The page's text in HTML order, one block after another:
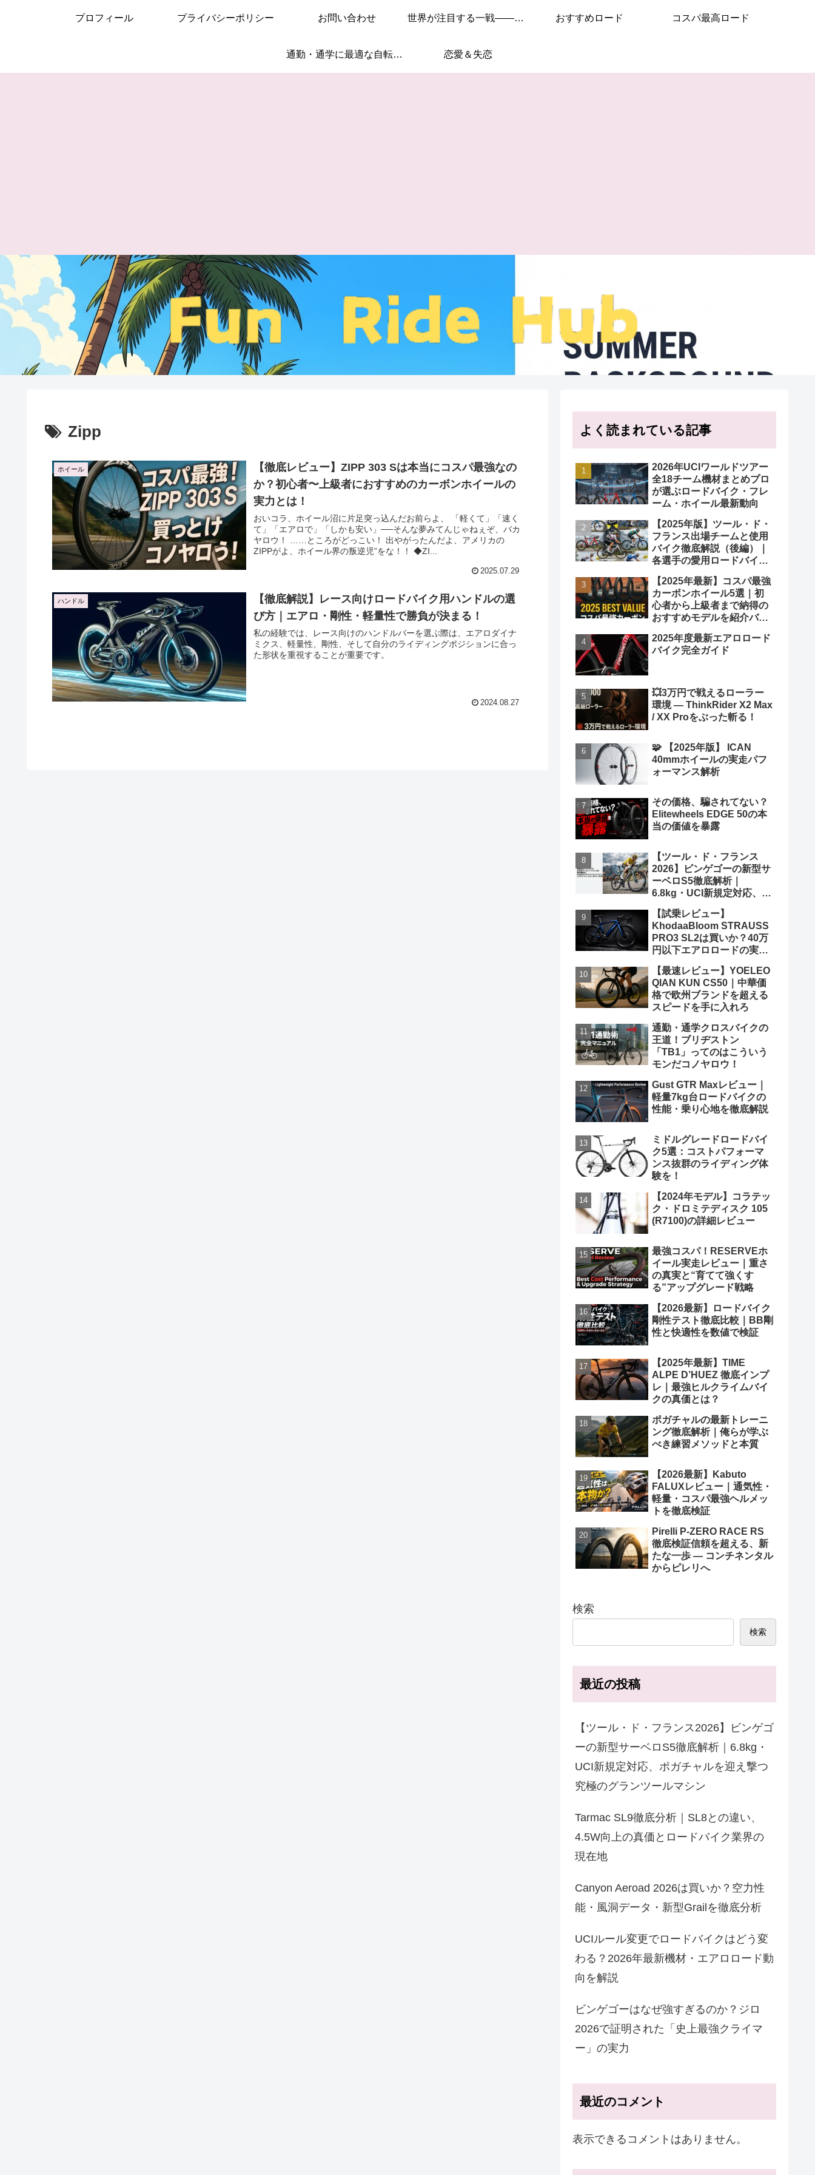
プロフィール プライバシーポリシー お問い合わせ 世界が注目する一戦——このレースを見逃すな！ おすすめロード コスパ最高ロード
通勤・通学に最適な自転車はこれ！ 恋愛＆失恋
Zipp
ホイール
【徹底レビュー】ZIPP 303 Sは本当にコスパ最強なの
か？初心者〜上級者におすすめのカーボンホイールの
実力とは！
おいコラ、ホイール沼に片足突っ込んだお前らよ、 「軽くて」「速く
て」「エアロで」「しかも安い」──そんな夢みてんじゃねぇぞ、バカ
ヤロウ！ ……ところがどっこい！ 出やがったんだよ、アメリカの
ZIPPがよ、ホイール界の叛逆児”をな！！ ◆ZI...
2025.07.29
ハンドル
【徹底解説】レース向けロードバイク用ハンドルの選
び方｜エアロ・剛性・軽量性で勝負が決まる！
私の経験では、レース向けのハンドルバーを選ぶ際は、エアロダイナ
ミクス、軽量性、剛性、そして自分のライディングポジションに合っ
た形状を重視することが重要です。
2024.08.27
よく読まれている記事
2026年UCIワールドツアー
全18チーム機材まとめプロ
が選ぶロードバイク・フレ
ーム・ホイール最新動向
【2025年版】ツール・ド・
フランス出場チームと使用
バイク徹底解説（後編）｜
各選手の愛用ロードバイク
【2025年最新】コスパ最強
カーボンホイール5選｜初
心者から上級者まで納得の
おすすめモデルを紹介バカ
2025年度最新エアロロード
バイク完全ガイド
💥3万円で戦えるローラー
環境 ― ThinkRider X2 Max
/ XX Proをぶった斬る！
🧩 【2025年版】 ICAN
40mmホイールの実走パフ
ォーマンス解析
その価格、騙されてない？
Elitewheels EDGE 50の本
当の価値を暴露
【ツール・ド・フランス
2026】ビンゲゴーの新型サ
ーベロS5徹底解析｜
6.8kg・UCI新規定対応、ポ
グランツールマシン
【試乗レビュー】
KhodaaBloom STRAUSS
PRO3 SL2は買いか？40万
円以下エアロロードの実力
斬る
【最速レビュー】YOELEO
QIAN KUN CS50｜中華価
格で欧州ブランドを超える
スピードを手に入れろ
通勤・通学クロスバイクの
王道！ブリヂストン
「TB1」ってのはこういう
モンだコノヤロウ！
Gust GTR Maxレビュー｜
軽量7kg台ロードバイクの
性能・乗り心地を徹底解説
ミドルグレードロードバイ
ク5選：コストパフォーマ
ンス抜群のライディング体
験を！
【2024年モデル】コラテッ
ク・ドロミテディスク 105
(R7100)の詳細レビュー
最強コスパ！RESERVEホ
イール実走レビュー｜重さ
の真実と“育てて強くす
る”アップグレード戦略
【2026最新】ロードバイク
剛性テスト徹底比較｜BB剛
性と快適性を数値で検証
【2025年最新】TIME
ALPE D’HUEZ 徹底インプ
レ｜最強ヒルクライムバイ
クの真価とは？
ポガチャルの最新トレーニ
ング徹底解析｜俺らが学ぶ
べき練習メソッドと本質
【2026最新】Kabuto
FALUXレビュー｜通気性・
軽量・コスパ最強ヘルメッ
トを徹底検証
Pirelli P-ZERO RACE RS
徹底検証信頼を超える、新
たな一歩 ― コンチネンタル
からピレリへ
検索
検索
最近の投稿
【ツール・ド・フランス2026】ビンゲゴ
ーの新型サーベロS5徹底解析｜6.8kg・
UCI新規定対応、ポガチャルを迎え撃つ
究極のグランツールマシン
Tarmac SL9徹底分析｜SL8との違い、
4.5W向上の真価とロードバイク業界の
現在地
Canyon Aeroad 2026は買いか？空力性
能・風洞データ・新型Grailを徹底分析
UCIルール変更でロードバイクはどう変
わる？2026年最新機材・エアロロード動
向を解説
ビンゲゴーはなぜ強すぎるのか？ジロ
2026で証明された「史上最強クライマ
ー」の実力
最近のコメント
表示できるコメントはありません。